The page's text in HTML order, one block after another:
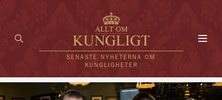
SENASTE NYHETERNA OM
KUNGLIGHETER
HEM